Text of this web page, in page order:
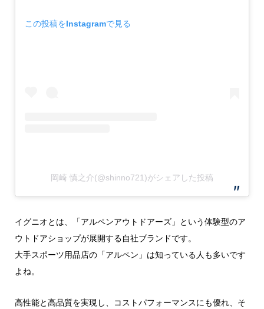
この投稿をInstagramで見る
岡崎 慎之介(@shinno721)がシェアした投稿
イグニオとは、「アルペンアウトドアーズ」という体験型のア
ウトドアショップが展開する自社ブランドです。
大手スポーツ用品店の「アルペン」は知っている人も多いです
よね。
高性能と高品質を実現し、コストパフォーマンスにも優れ、そ